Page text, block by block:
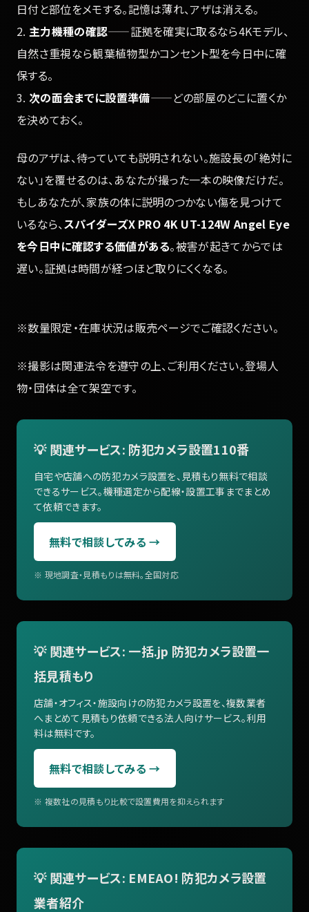
日付と部位をメモする。記憶は薄れ、アザは消える。
2. 主力機種の確認——証拠を確実に取るなら4Kモデル、
自然さ重視なら観葉植物型かコンセント型を今日中に確
保する。
3. 次の面会までに設置準備——どの部屋のどこに置くか
を決めておく。
母のアザは、待っていても説明されない。施設長の「絶対に
ない」を覆せるのは、あなたが撮った一本の映像だけだ。
もしあなたが、家族の体に説明のつかない傷を見つけて
いるなら、スパイダーズX PRO 4K UT-124W Angel Eye
を今日中に確認する価値がある。被害が起きてからでは
遅い。証拠は時間が経つほど取りにくくなる。
※数量限定・在庫状況は販売ページでご確認ください。
※撮影は関連法令を遵守の上、ご利用ください。登場人
物・団体は全て架空です。
💡 関連サービス: 防犯カメラ設置110番
自宅や店舗への防犯カメラ設置を、見積もり無料で相談
できるサービス。機種選定から配線・設置工事までまとめ
て依頼できます。
無料で相談してみる →
※ 現地調査・見積もりは無料。全国対応
💡 関連サービス: 一括.jp 防犯カメラ設置一
括見積もり
店舗・オフィス・施設向けの防犯カメラ設置を、複数業者
へまとめて見積もり依頼できる法人向けサービス。利用
料は無料です。
無料で相談してみる →
※ 複数社の見積もり比較で設置費用を抑えられます
💡 関連サービス: EMEAO! 防犯カメラ設置
業者紹介